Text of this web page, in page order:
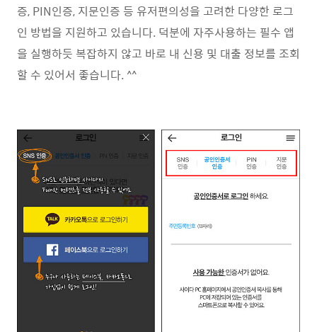
증, PIN인증, 지문인증 등 유저편의성을 고려한 다양한 로그
인 방법을 지원하고 있습니다. 덕분에 자주사용하는 필수 앱
을 실행하듯 복잡하지 않고 바로 내 신용 및 대출 정보를 조회
할 수 있어서 좋습니다. ^^